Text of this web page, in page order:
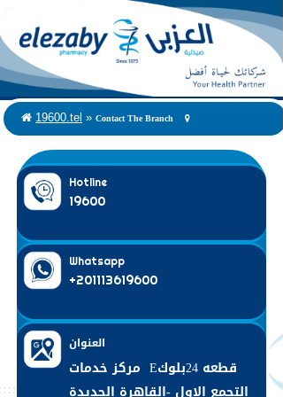
19600.tel » Contact The Branch
Hotline
19600
Whatsapp
+201113619600
العنوان
قطعه 24بلوكE مركز خدمات
التجمع الاول -القاهرة الجديدة